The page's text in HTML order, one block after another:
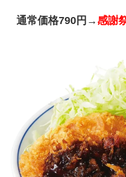
通常価格790円→感謝